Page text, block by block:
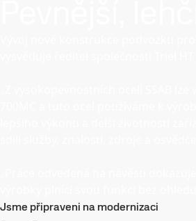
Jsme připraveni na modernizaci